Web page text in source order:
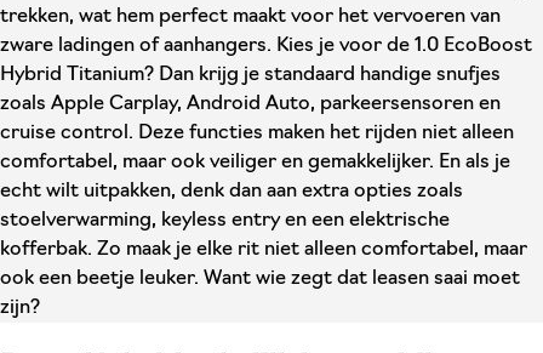
trekken, wat hem perfect maakt voor het vervoeren van
zware ladingen of aanhangers. Kies je voor de 1.0 EcoBoost
Hybrid Titanium? Dan krijg je standaard handige snufjes
zoals Apple Carplay, Android Auto, parkeersensoren en
cruise control. Deze functies maken het rijden niet alleen
comfortabel, maar ook veiliger en gemakkelijker. En als je
echt wilt uitpakken, denk dan aan extra opties zoals
stoelverwarming, keyless entry en een elektrische
kofferbak. Zo maak je elke rit niet alleen comfortabel, maar
ook een beetje leuker. Want wie zegt dat leasen saai moet
zijn?